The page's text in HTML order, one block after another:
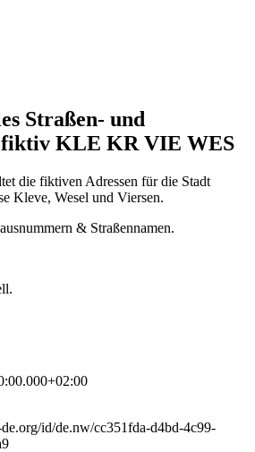
Straßen- und
fiktiv KLE KR VIE WES
die fiktiven Adressen für die Stadt
Kleve, Wesel und Viersen.
& Straßennamen.
id/de.nw/cc351fda-d4bd-4c99-